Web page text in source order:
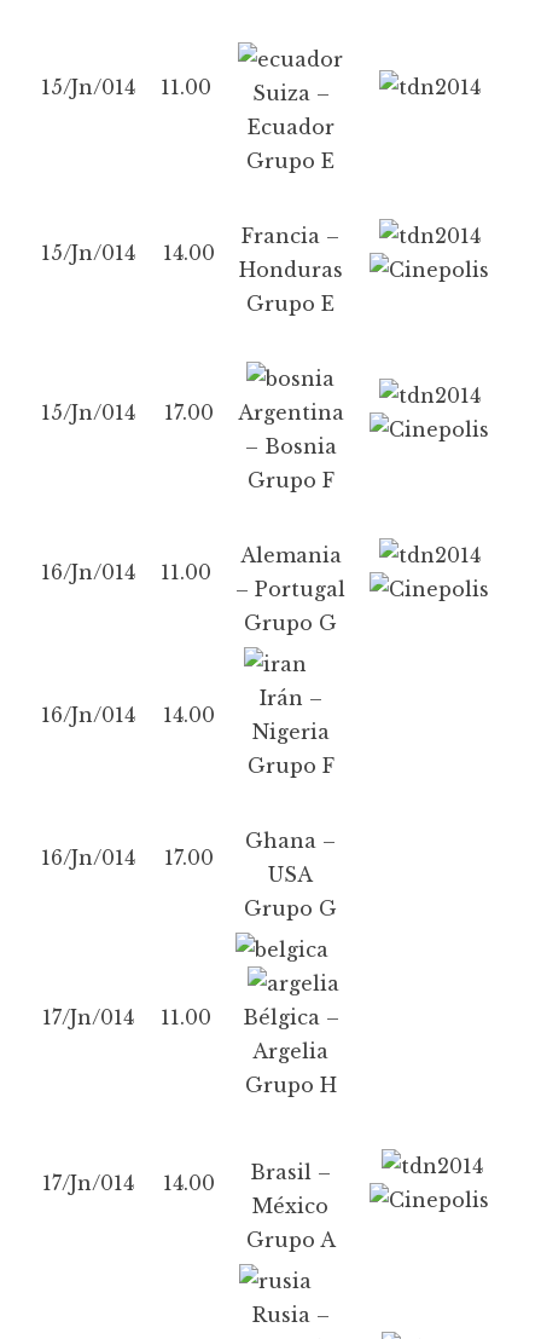
15/Jn/014 11.00
Suiza –
Ecuador
Grupo E
15/Jn/014 14.00
Francia –
Honduras
Grupo E
15/Jn/014 17.00
Argentina
– Bosnia
Grupo F
16/Jn/014 11.00
Alemania
– Portugal
Grupo G
16/Jn/014 14.00
Irán –
Nigeria
Grupo F
16/Jn/014 17.00
Ghana –
USA
Grupo G
17/Jn/014 11.00
Bélgica –
Argelia
Grupo H
17/Jn/014 14.00
Brasil –
México
Grupo A
Rusia –